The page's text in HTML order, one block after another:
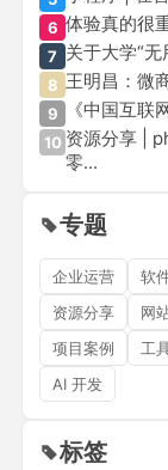
6 体验真的很
7 关于大学“
8 王明昌：微
9 《中国互联
10 资源分享 |
零...
专题
企业运营 软
资源分享
网
项目案例
工
AI 开发
标签